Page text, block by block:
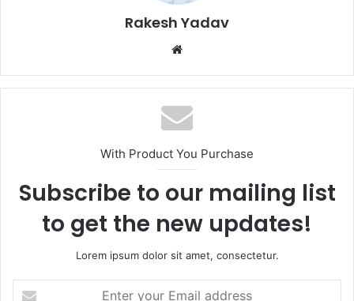
Rakesh Yadav
b
s
i
e
With Product You Purchase
Subscribe to our mailing list
to get the new updates!
Lorem ipsum dolor sit amet, consectetur.